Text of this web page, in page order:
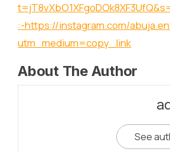
:-https://instagram.com/
utm_medium=copy_link
About The Author
See